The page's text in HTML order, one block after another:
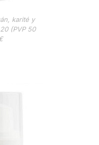
karité y
(PVP 50